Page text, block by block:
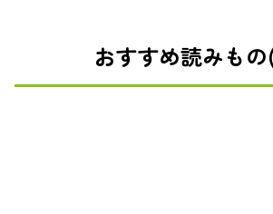
おすすめ読みも